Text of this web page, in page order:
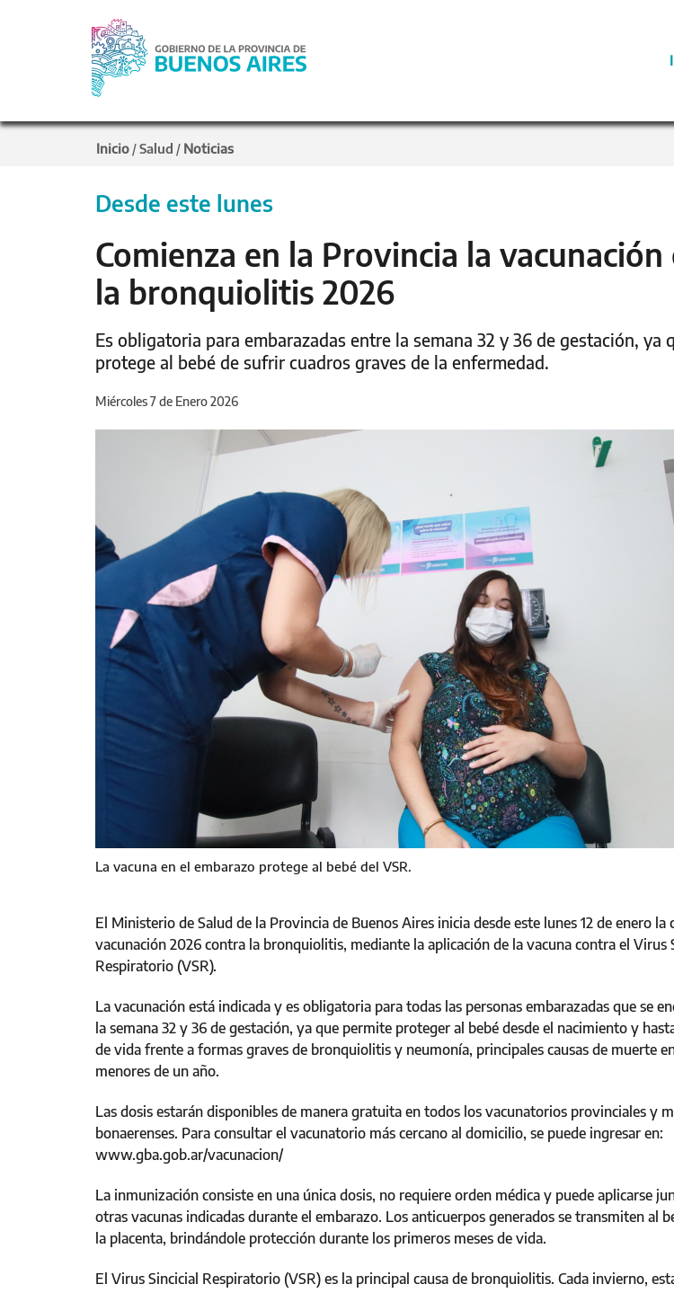
Inicio /Salud / Noticias
Desde este lunes
Comienza en la Provincia la
la bronquiolitis 2026
Es obligatoria para embarazadas entre la semana 32 y 36 de gestación, ya
protege al bebé de sufrir cuadros graves de la enfermedad.
Miércoles 7 de Enero 2026
La vacuna en el embarazo protege al bebé del VSR.
El Ministerio de Salud de la Provincia de Buenos Aires inicia desde este lunes 12 de enero la
vacunación 2026 contra la bronquiolitis, mediante la aplicación de la vacuna contra el Virus
Respiratorio (VSR).
La vacunación está indicada y es obligatoria para todas las personas embarazadas que se
la semana 32 y 36 de gestación, ya que permite proteger al bebé desde el nacimiento y
de vida frente a formas graves de bronquiolitis y neumonía, principales causas de muerte
menores de un año.
Las dosis estarán disponibles de manera gratuita en todos los vacunatorios provinciales y
bonaerenses. Para consultar el vacunatorio más cercano al domicilio, se puede ingresar en:
www.gba.gob.ar/vacunacion/
La inmunización consiste en una única dosis, no requiere orden médica y puede aplicarse
otras vacunas indicadas durante el embarazo. Los anticuerpos generados se transmiten al
la placenta, brindándole protección durante los primeros meses de vida.
El Virus Sincicial Respiratorio (VSR) es la principal causa de bronquiolitis. Cada invierno,